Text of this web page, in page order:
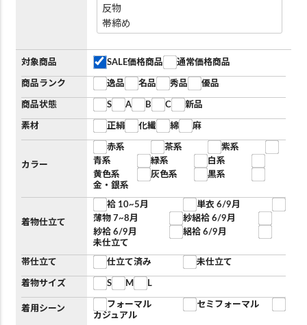
対象商品 SALE価格商品 通常価格商品
商品ランク 逸品 名品 秀品 優品
商品状態 S A B C 新品
素材 正絹 化繊 綿 麻
カラー
赤系 茶系
紫系
青系
緑系
白系
黄色系
灰色系
黒系
金・銀系
着物仕立て
袷 10~5月
単衣 6/9月
薄物 7~8月
紗絽袷 6/9月
紗袷 6/9月
絽袷 6/9月
未仕立て
帯仕立て 仕立て済み 未仕立て
着物サイズ S M L
着用シーン フォーマル
セミフォーマル
カジュアル